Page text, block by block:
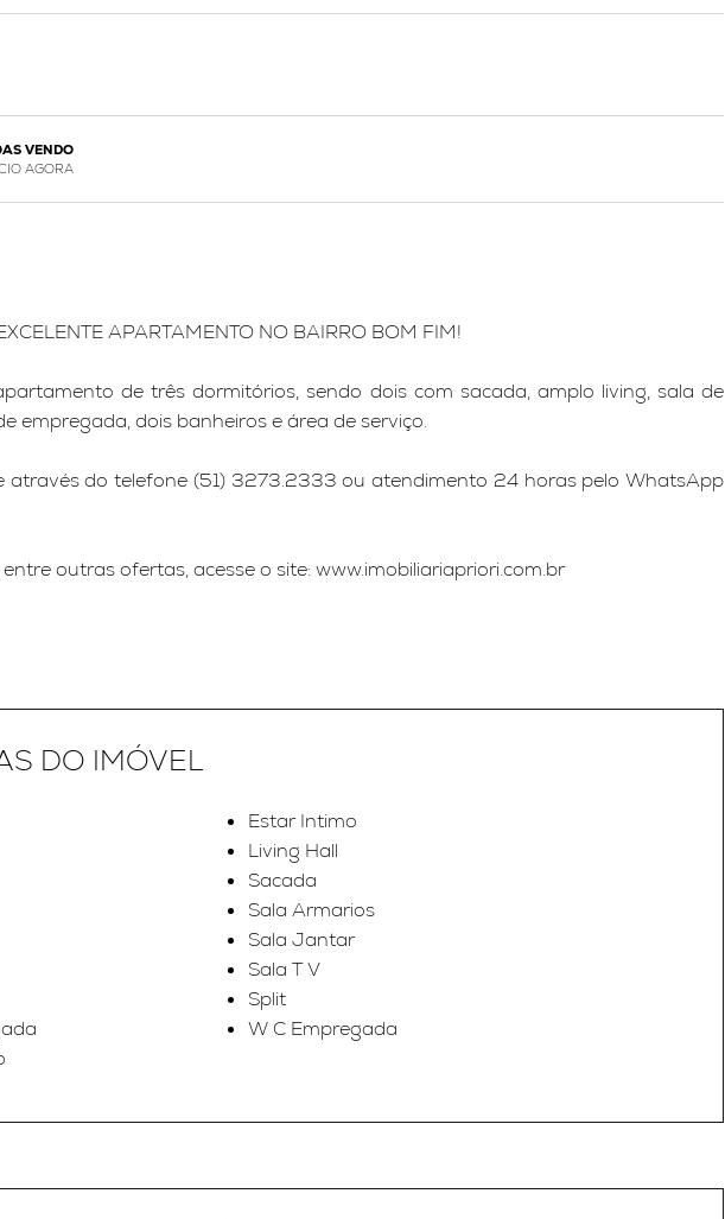
VENDO
AGORA
APARTAMENTO NO BAIRRO BOM FIM!
de três dormitórios, sendo dois com sacada, amplo living, sala de
empregada, dois banheiros e área de serviço.
através do telefone (51) 3273.2333 ou atendimento 24 horas pelo WhatsApp
outras ofertas, acesse o site: www.imobiliariapriori.com.br
DO IMÓVEL
Estar Intimo
Living Hall
Sacada
Sala Armarios
Sala Jantar
Sala T V
Split
W C Empregada